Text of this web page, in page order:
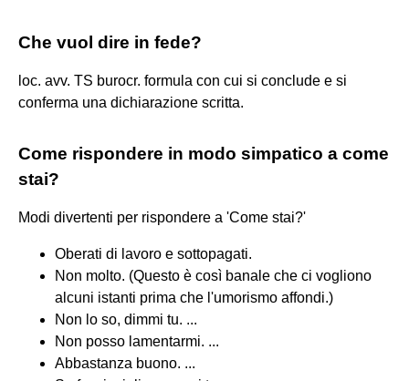
Che vuol dire in fede?
loc. avv. TS burocr. formula con cui si conclude e si
conferma una dichiarazione scritta.
Come rispondere in modo simpatico a come
stai?
Modi divertenti per rispondere a 'Come stai?'
Oberati di lavoro e sottopagati.
Non molto. (Questo è così banale che ci vogliono
alcuni istanti prima che l'umorismo affondi.)
Non lo so, dimmi tu. ...
Non posso lamentarmi. ...
Abbastanza buono. ...